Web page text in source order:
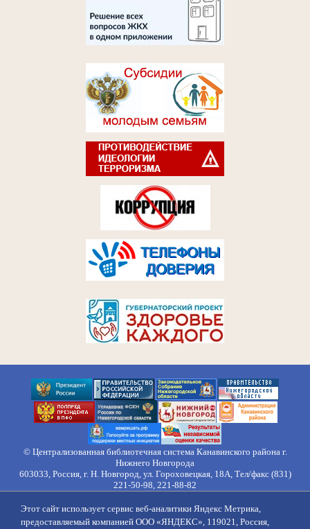
© Централизованная библиотечная система Канавинского района г.
Нижнего Новгорода
603033, Россия, г. Н. Новгород, ул. Гороховецкая, 18А, Тел/факс (831)
221-50-98, 221-88-82
Контакты Противодействие коррупции
Противодействие
Этот сайт использует сервис веб-аналитики Яндекс Метрика,
предоставляемый компанией ООО «ЯНДЕКС», 119021, Россия,